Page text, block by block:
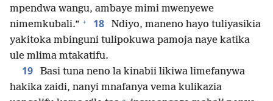
mpendwa wangu, ambaye mimi mwenyewe
nimemkubali.” + 18
Ndiyo, maneno hayo tuliyasikia
yakitoka mbinguni tulipokuwa pamoja naye katika
ule mlima mtakatifu.
19
Basi tuna neno la kinabii likiwa limefanywa
hakika zaidi, nanyi mnafanya vema kulikazia